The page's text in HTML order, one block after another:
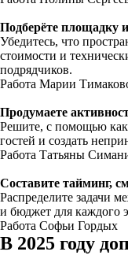
Подберёте площадку
Убедитесь, что
стоимости и
подрядчиков.
Работа Марии
Продумаете
Решите, с помощью
гостей и создать
Работа Татьяны
Составите тайминг,
Распределите задачи
и бюджет для каждого
Работа Софьи Гордых
В 2025 году